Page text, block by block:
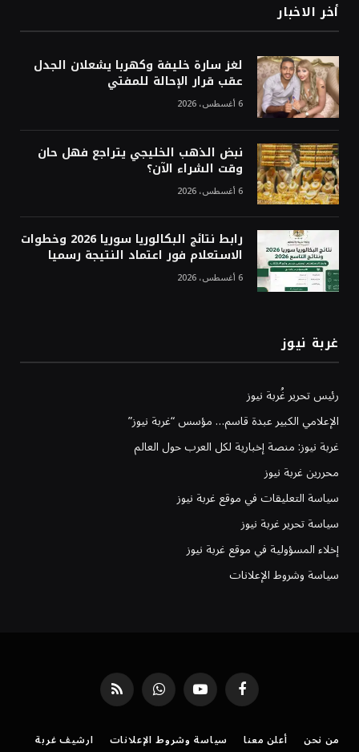
أخر الاخبار
لغز سارة خليفة وكهربا يشعلان الجدل
عقب قرار الإحالة للمفتي
6 أغسطس، 2026
نبض الذهب الخليجي يتراجع فهل حان
وقت الشراء الآن؟
6 أغسطس، 2026
رابط نتائج البكالوريا سوريا 2026 وخطوات
الاستعلام فور اعتماد النتيجة رسميا
6 أغسطس، 2026
غربة نيوز
رئيس تحرير غُربة نيوز
الإعلامي الكبير عبدة قاسم… مؤسس “غربة نيوز”
غربة نيوز: منصة إخبارية لكل العرب حول العالم
محررين غربة نيوز
سياسة التعليقات في موقع غربة نيوز
سياسة تحرير غربة نيوز
إخلاء المسؤولية في موقع غربة نيوز
سياسة وشروط الإعلانات
فيسبوك يوتيوب واتساب RSS
من نحن أعلن معنا سياسة وشروط الإعلانات ارشيف غربة